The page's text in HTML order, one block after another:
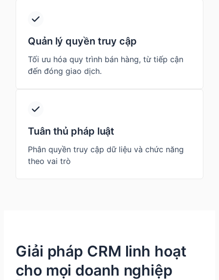
Quản lý quyền truy cập
Tối ưu hóa quy trình bán hàng, từ tiếp cận
đến đóng giao dịch.
Tuân thủ pháp luật
Phân quyền truy cập dữ liệu và chức năng
theo vai trò
Giải pháp CRM linh hoạt
cho mọi doanh nghiệp